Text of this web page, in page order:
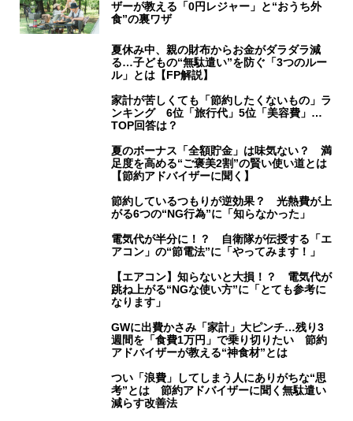
ザーが教える「0円レジャー」と“おうち外
食”の裏ワザ
夏休み中、親の財布からお金がダラダラ減
る…子どもの“無駄遣い”を防ぐ「3つのルー
ル」とは【FP解説】
家計が苦しくても「節約したくないもの」ラ
ンキング 6位「旅行代」5位「美容費」…
TOP回答は？
夏のボーナス「全額貯金」は味気ない？ 満
足度を高める“ご褒美2割”の賢い使い道とは
【節約アドバイザーに聞く】
節約しているつもりが逆効果？ 光熱費が上
がる6つの“NG行為”に「知らなかった」
電気代が半分に！？ 自衛隊が伝授する「エ
アコン」の“節電法”に「やってみます！」
【エアコン】知らないと大損！？ 電気代が
跳ね上がる“NGな使い方”に「とても参考に
なります」
GWに出費かさみ「家計」大ピンチ…残り3
週間を「食費1万円」で乗り切りたい 節約
アドバイザーが教える“神食材”とは
つい「浪費」してしまう人にありがちな“思
考”とは 節約アドバイザーに聞く無駄遣い
減らす改善法